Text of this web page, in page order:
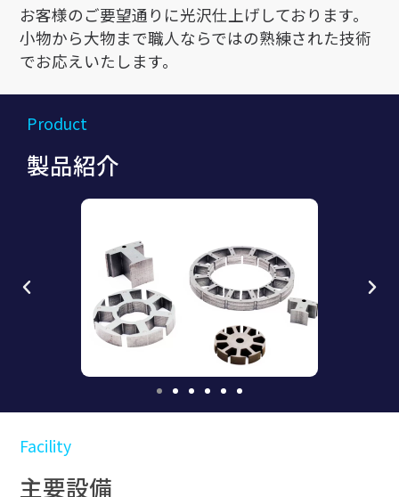
お客様のご要望通りに光沢仕上げしております。
小物から大物まで職人ならではの熟練された技術
でお応えいたします。
Product
製品紹介
Facility
主要設備